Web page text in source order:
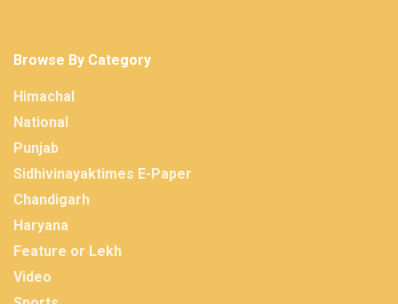
Browse By Category
Himachal
National
Punjab
Sidhivinayaktimes E-Paper
Chandigarh
Haryana
Feature or Lekh
Video